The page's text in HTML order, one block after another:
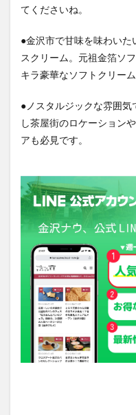
てくださいね。
●金沢市で甘味を味わい
スクリーム。元祖金箔ソ
キラ豪華なソフトクリーム
●ノスタルジックな雰囲気
し茶屋街のロケーション
アも必見です。